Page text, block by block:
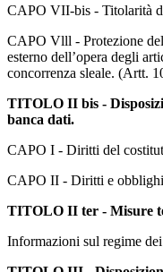
CAPO VII-bis - Titolarità
CAPO Vlll - Protezione
esterno dell’opera degli
concorrenza sleale. (Artt.
TITOLO II bis -
banca dati.
CAPO I - Diritti del
CAPO II - Diritti e
TITOLO II ter - Misure
Informazioni sul regime